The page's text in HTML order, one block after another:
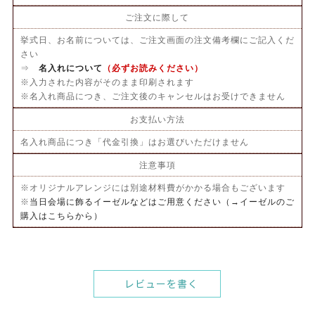
ご注文に際して
挙式日、お名前については、ご注文画面の注文備考欄にご記入くだ
さい
⇒ 名入れについて
（必ずお読みください）
※入力された内容がそのまま印刷されます
※名入れ商品につき、ご注文後のキャンセルはお受けできません
お支払い方法
名入れ商品につき「代金引換」はお選びいただけません
注意事項
※オリジナルアレンジには別途材料費がかかる場合もございます
※ 当日会場に飾るイーゼルなどはご用意ください（→イーゼルのご
購入はこちらから）
レビューを書く